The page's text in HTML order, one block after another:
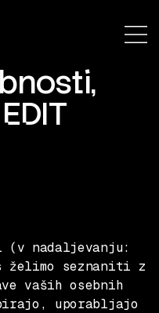
nadaljevanju:
želimo seznaniti z
vaših osebnih
uporabljajo